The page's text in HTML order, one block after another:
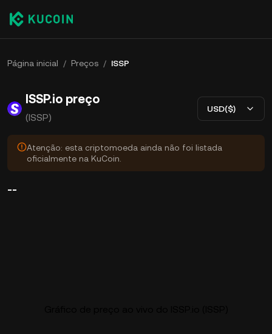
Página inicial / Preços / ISSP
ISSP.io preço
(ISSP)
USD($)
Atenção: esta criptomoeda ainda não foi listada
oficialmente na KuCoin.
--